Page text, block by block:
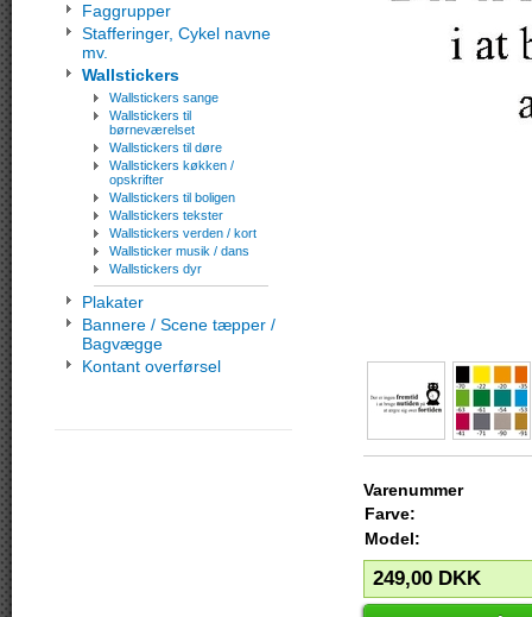
Faggrupper
Stafferinger, Cykel navne
mv.
Wallstickers
Wallstickers sange
Wallstickers til
børneværelset
Wallstickers til døre
Wallstickers køkken /
opskrifter
Wallstickers til boligen
Wallstickers tekster
Wallstickers verden / kort
Wallsticker musik / dans
Wallstickers dyr
Plakater
Bannere / Scene tæpper /
Bagvægge
Kontant overførsel
Varenummer
Farve:
Model:
249,00 DKK